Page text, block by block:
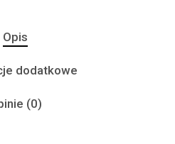
Opis
dodatkowe
(0)